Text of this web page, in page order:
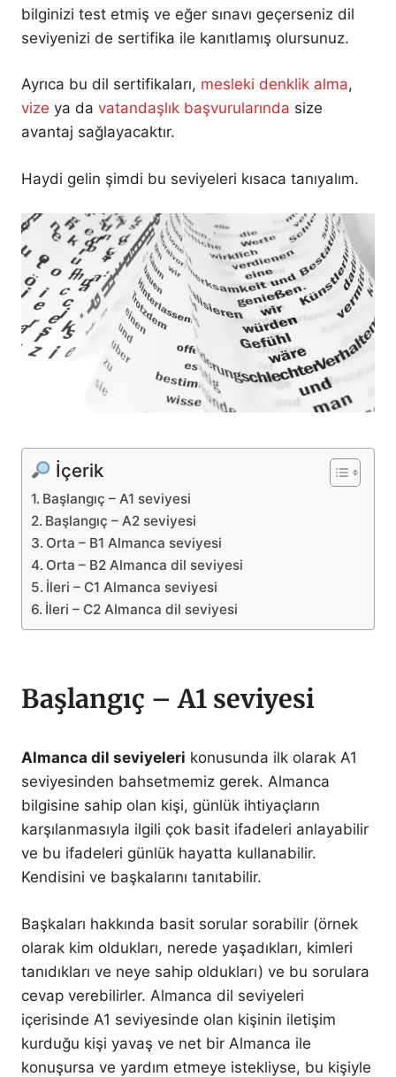
bilginizi test etmiş ve eğer sınavı geçerseniz dil
seviyenizi de sertifika ile kanıtlamış olursunuz.
Ayrıca bu dil sertifikaları, mesleki denklik alma,
vize ya da vatandaşlık başvurularında size
avantaj sağlayacaktır.
Haydi gelin şimdi bu seviyeleri kısaca tanıyalım.
İçerik
Başlangıç – A1 seviyesi
Başlangıç – A2 seviyesi
Orta – B1 Almanca seviyesi
Orta – B2 Almanca dil seviyesi
İleri – C1 Almanca seviyesi
İleri – C2 Almanca dil seviyesi
Başlangıç – A1 seviyesi
Almanca dil seviyeleri konusunda ilk olarak A1
seviyesinden bahsetmemiz gerek. Almanca
bilgisine sahip olan kişi, günlük ihtiyaçların
karşılanmasıyla ilgili çok basit ifadeleri anlayabilir
ve bu ifadeleri günlük hayatta kullanabilir.
Kendisini ve başkalarını tanıtabilir.
Başkaları hakkında basit sorular sorabilir (örnek
olarak kim oldukları, nerede yaşadıkları, kimleri
tanıdıkları ve neye sahip oldukları) ve bu sorulara
cevap verebilirler. Almanca dil seviyeleri
içerisinde A1 seviyesinde olan kişinin iletişim
kurduğu kişi yavaş ve net bir Almanca ile
konuşursa ve yardım etmeye istekliyse, bu kişiyle